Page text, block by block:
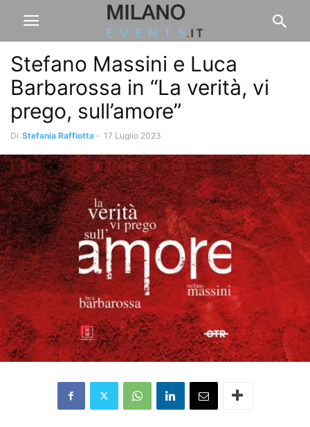
Stefano Massini e Luca
Barbarossa in “La verità, vi
prego, sull’amore”
Di Stefania Raffiotta - 17 Luglio 2023